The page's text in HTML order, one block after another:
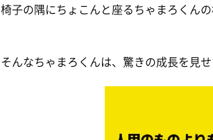
椅子の隅にちょこんと座るちゃまろくん
そんなちゃまろくんは、驚きの成長を見